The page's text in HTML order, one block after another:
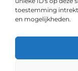
toestemming
en mogelijkheden.